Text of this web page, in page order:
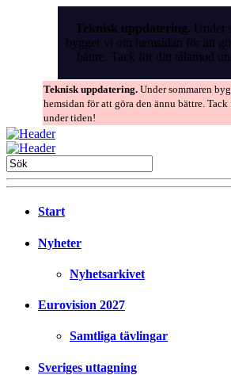
Teknisk uppdatering. Under
bygger vi om hemsidan för att
bättre. Tack för ditt tålamod
Teknisk uppdatering. Under sommaren
hemsidan för att göra den ännu bättre.
under tiden!
Start
Nyheter
Nyhetsarkivet
Eurovision 2027
Samtliga tävlingar
Sveriges uttagning